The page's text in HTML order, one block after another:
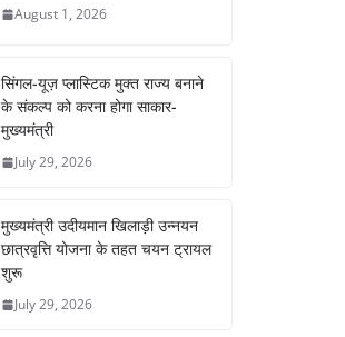
August 1, 2026
सिंगल-यूज़ प्लास्टिक मुक्त राज्य बनाने
के संकल्प को करना होगा साकार-
मुख्यमंत्री
July 29, 2026
मुख्यमंत्री उदीयमान खिलाड़ी उन्नयन
छात्रवृत्ति योजना के तहत चयन ट्रायल
शुरू
July 29, 2026